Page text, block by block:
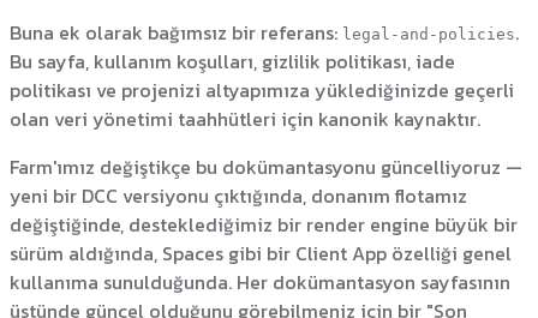
Buna ek olarak bağımsız bir referans: legal-and-policies.
Bu sayfa, kullanım koşulları, gizlilik politikası, iade
politikası ve projenizi altyapımıza yüklediğinizde geçerli
olan veri yönetimi taahhütleri için kanonik kaynaktır.
Farm'ımız değiştikçe bu dokümantasyonu güncelliyoruz —
yeni bir DCC versiyonu çıktığında, donanım flotamız
değiştiğinde, desteklediğimiz bir render engine büyük bir
sürüm aldığında, Spaces gibi bir Client App özelliği genel
kullanıma sunulduğunda. Her dokümantasyon sayfasının
üstünde güncel olduğunu görebilmeniz için bir "Son